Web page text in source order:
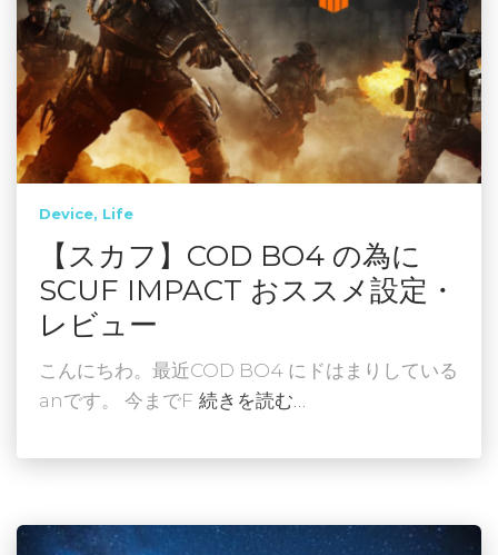
Device Life
【スカフ】COD BO4 の為に
SCUF IMPACT おススメ設定・
レビュー
こんにちわ。最近COD BO4 にドはまりしている
anです。 今までF 続きを読む…